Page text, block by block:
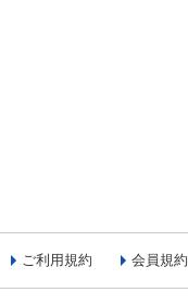
ご利用規約 会員規約